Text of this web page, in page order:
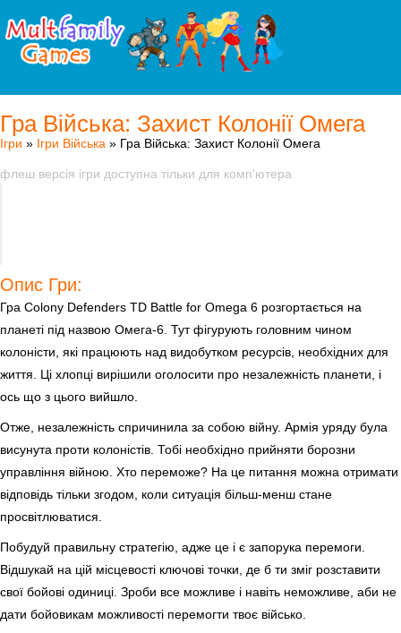
Гра Війська: Захист Колонії Омега
Ігри » Ігри Війська » Гра Війська: Захист Колонії Омега
флеш версія ігри доступна тільки для комп'ютера
Опис Гри:
Гра Colony Defenders TD Battle for Omega 6 розгортається на
планеті під назвою Омега-6. Тут фігурують головним чином
колоністи, які працюють над видобутком ресурсів, необхідних для
життя. Ці хлопці вирішили оголосити про незалежність планети, і
ось що з цього вийшло.
Отже, незалежність спричинила за собою війну. Армія уряду була
висунута проти колоністів. Тобі необхідно прийняти борозни
управління війною. Хто переможе? На це питання можна отримати
відповідь тільки згодом, коли ситуація більш-менш стане
просвітлюватися.
Побудуй правильну стратегію, адже це і є запорука перемоги.
Відшукай на цій місцевості ключові точки, де б ти зміг розставити
свої бойові одиниці. Зроби все можливе і навіть неможливе, аби не
дати бойовикам можливості перемогти твоє військо.